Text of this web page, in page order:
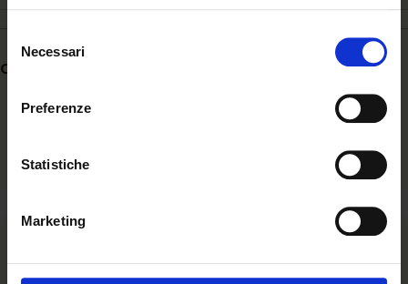
del
consenso
Necessari
Preferenze
Statistiche
Marketing
Condividere: